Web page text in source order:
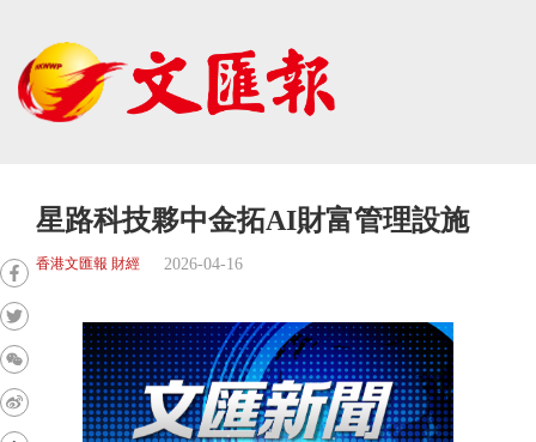
星路科技夥中金拓AI財富管理設施
香港文匯報 財經 2026-04-16